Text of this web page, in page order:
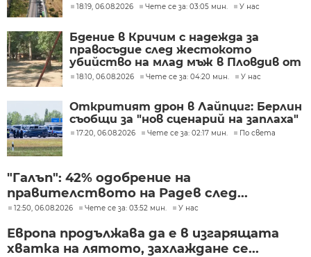
18:19, 06.08.2026 Чете се за: 03:05 мин. У нас
Бдение в Кричим с надежда за
правосъдие след жестокото
убийство на млад мъж в Пловдив от
тийнейджъри
18:10, 06.08.2026 Чете се за: 04:20 мин. У нас
Откритият дрон в Лайпциг: Берлин
съобщи за "нов сценарий на заплаха"
17:20, 06.08.2026 Чете се за: 02:17 мин. По света
"Галъп": 42% одобрение на
правителството на Радев след...
12:50, 06.08.2026 Чете се за: 03:52 мин. У нас
Европа продължава да е в изгарящата
хватка на лятото, захлаждане се...